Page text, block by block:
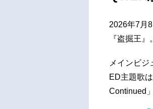
2026年7月
『盗掘王』。
メインビジ
ED主題歌
Continued